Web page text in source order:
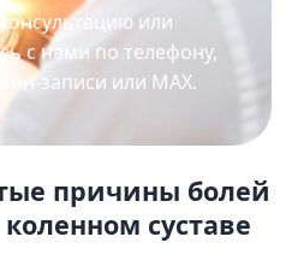
или
с нами по телефону,
записи или MAX.
причины болей
суставе